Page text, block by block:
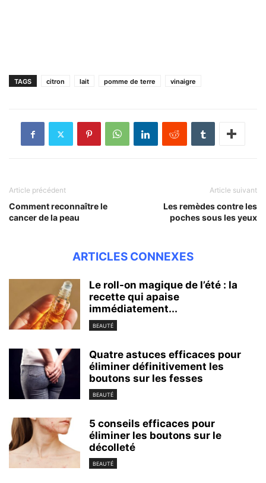
TAGS citron lait pomme de terre vinaigre
Article précédent
Comment reconnaître le
cancer de la peau
Article suivant
Les remèdes contre les
poches sous les yeux
ARTICLES CONNEXES
Le roll-on magique de l’été : la
recette qui apaise
immédiatement...
BEAUTÉ
Quatre astuces efficaces pour
éliminer définitivement les
boutons sur les fesses
BEAUTÉ
5 conseils efficaces pour
éliminer les boutons sur le
décolleté
BEAUTÉ